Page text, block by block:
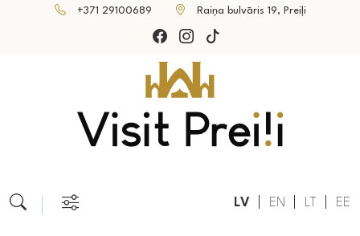
+371 29100689 Raiņa bulvāris 19, Preiļi
LV EN LT EE